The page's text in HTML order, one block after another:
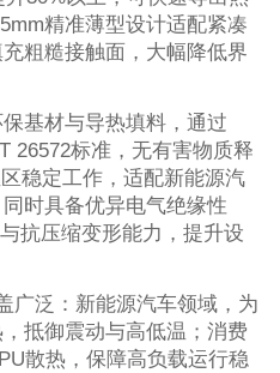
精准薄型设计适配紧凑
粗糙接触面，大幅降低界
基材与导热填料，通过
26572标准，无有害物质释
稳定工作，适配新能源汽
时具备优异电气绝缘性
与抗压缩变形能力，提升设
广泛：新能源汽车领域，为
抵御震动与高低温；消费
散热，保障高负载运行稳